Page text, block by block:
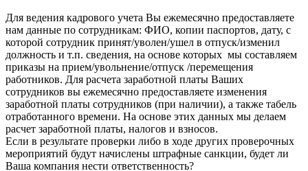
Для ведения кадрового учета Вы ежемесячно предоставляете
нам данные по сотрудникам: ФИО, копии паспортов, дату, с
которой сотрудник принят/уволен/ушел в отпуск/изменил
должность и т.п. сведения, на основе которых мы составляем
приказы на прием/увольнение/отпуск /перемещения
работников. Для расчета заработной платы Ваших
сотрудников вы ежемесячно предоставляете изменения
заработной платы сотрудников (при наличии), а также табель
отработанного времени. На основе этих данных мы делаем
расчет заработной платы, налогов и взносов.
Если в результате проверки либо в ходе других проверочных
мероприятий будут начислены штрафные санкции, будет ли
Ваша компания нести ответственность?